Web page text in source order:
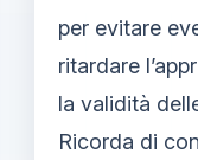
per evitare
ritardare
la validità
Ricorda di